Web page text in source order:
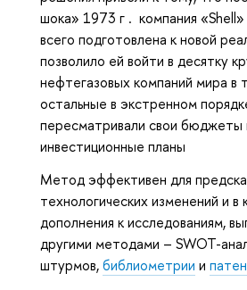
шока» 1973 г . компания
всего подготовлена к новой
позволило ей войти в десятку
нефтегазовых компаний мира в
остальные в экстренном
пересматривали свои бюджеты
инвестиционные планы
Метод эффективен для
технологических изменений и в
дополнения к исследованиям,
другими методами – SWOT-
штурмов,библиометрии и